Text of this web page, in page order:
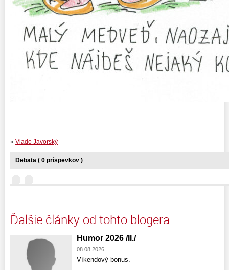
« Vlado Javorský
Debata ( 0 príspevkov )
Ďalšie články od tohto blogera
Humor 2026 /II./
08.08.2026
Víkendový bonus.